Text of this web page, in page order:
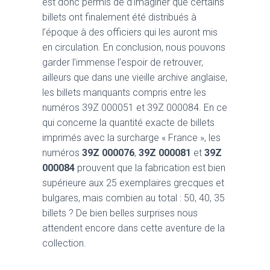
billets ont finalement été distribués à
l’époque à des officiers qui les auront mis
en circulation. En conclusion, nous pouvons
garder l’immense l’espoir de retrouver,
ailleurs que dans une vieille archive anglaise,
les billets manquants compris entre les
numéros 39Z 000051 et 39Z 000084. En ce
qui concerne la quantité exacte de billets
imprimés avec la surcharge « France », les
numéros 39Z 000076, 39Z 000081 et 39Z
000084 prouvent que la fabrication est bien
supérieure aux 25 exemplaires grecques et
bulgares, mais combien au total : 50, 40, 35
billets ? De bien belles surprises nous
attendent encore dans cette aventure de la
collection.